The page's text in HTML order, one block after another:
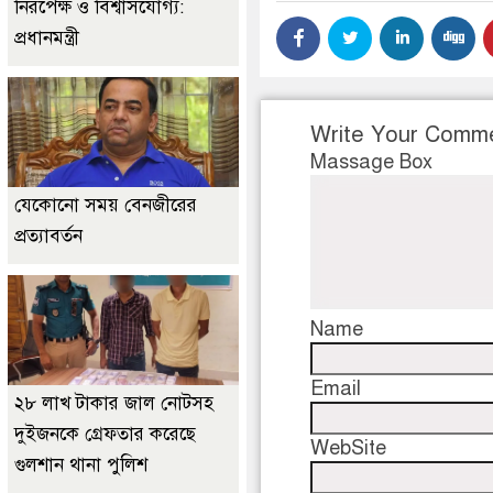
Write Your
Massage Box
Name
Email
WebSite
নিরপেক্ষ ও বিশ্বাসযোগ্য:
প্রধানমন্ত্রী
যেকোনো সময় বেনজীরের
প্রত্যাবর্তন
২৮ লাখ টাকার জাল নোটসহ
দুইজনকে গ্রেফতার করেছে
গুলশান থানা পুলিশ